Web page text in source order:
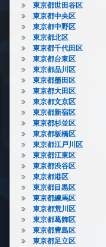
東京都世田谷区
東京都中央区
東京都中野区
東京都北区
東京都千代田区
東京都台東区
東京都品川区
東京都墨田区
東京都大田区
東京都文京区
東京都新宿区
東京都杉並区
東京都板橋区
東京都江戸川区
東京都江東区
東京都渋谷区
東京都港区
東京都目黒区
東京都練馬区
東京都荒川区
東京都葛飾区
東京都豊島区
東京都足立区